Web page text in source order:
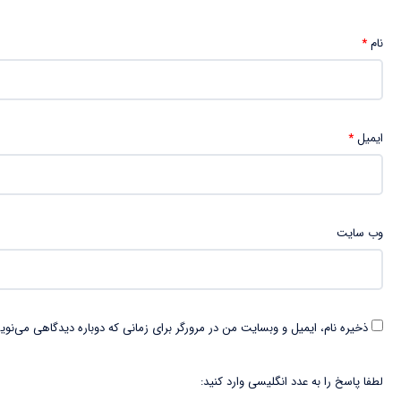
نام*
ایمیل*
وب‌ سایت
ذخیره نام، ایمیل و وبسایت من در مرورگر برای زمانی که دوباره دیدگاهی
لطفا پاسخ را به عدد انگلیسی وارد کنید: